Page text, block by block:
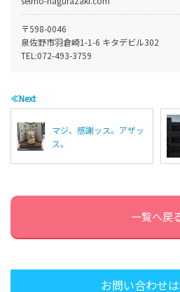
〒598-0046
泉佐野市羽倉崎1-1-6 キタデビル302
TEL:072-493-3759
≪Next
マジ、感謝ッス。アザッ
ス。
一覧へ戻
お問い合わせ